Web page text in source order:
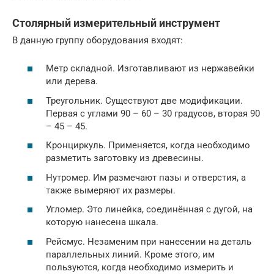
Столярный измерительный инструмент
В данную группу оборудования входят:
Метр складной. Изготавливают из нержавейки
или дерева.
Треугольник. Существуют две модификации.
Первая с углами 90 – 60 – 30 градусов, вторая 90
– 45 – 45.
Кронциркуль. Применяется, когда необходимо
разметить заготовку из древесины.
Нутромер. Им размечают пазы и отверстия, а
также вымеряют их размеры.
Угломер. Это линейка, соединённая с дугой, на
которую нанесена шкала.
Рейсмус. Незаменим при нанесении на деталь
параллельных линий. Кроме этого, им
пользуются, когда необходимо измерить и